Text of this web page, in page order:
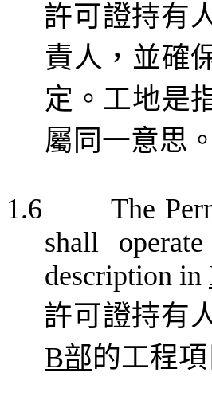
許可證持有
責人，並確
定。工地是
屬同一意思。
1.6
The
shall
description in
許可證持有
B部的工程項